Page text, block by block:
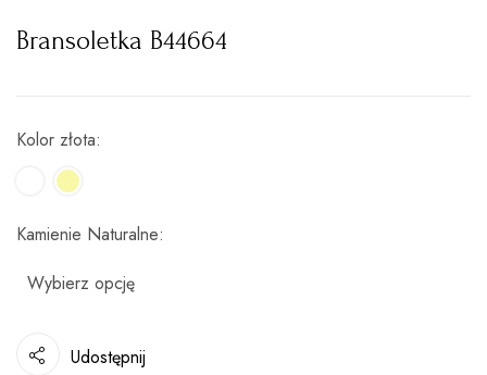
Bransoletka B44664
Kolor złota
Kamienie Naturalne
Udostępnij